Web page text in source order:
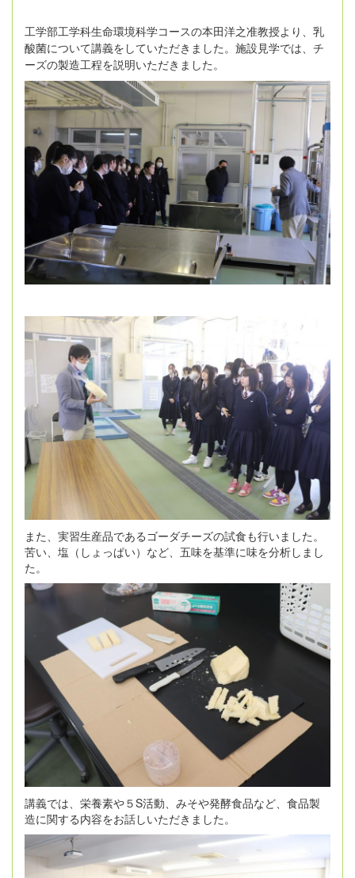
工学部工学科生命環境科学コースの本田洋之准教授より、乳
酸菌について講義をしていただきました。 施設見学では、チ
ーズの製造工程を説明いただきました。
また、実習生産品であるゴーダチーズの試食も行いました。
苦い、塩（しょっぱい）など、五味を基準に味を分析しまし
た。
講義では、栄養素や５S活動、みそや発酵食品など、食品製
造に関する内容をお話しいただきました。